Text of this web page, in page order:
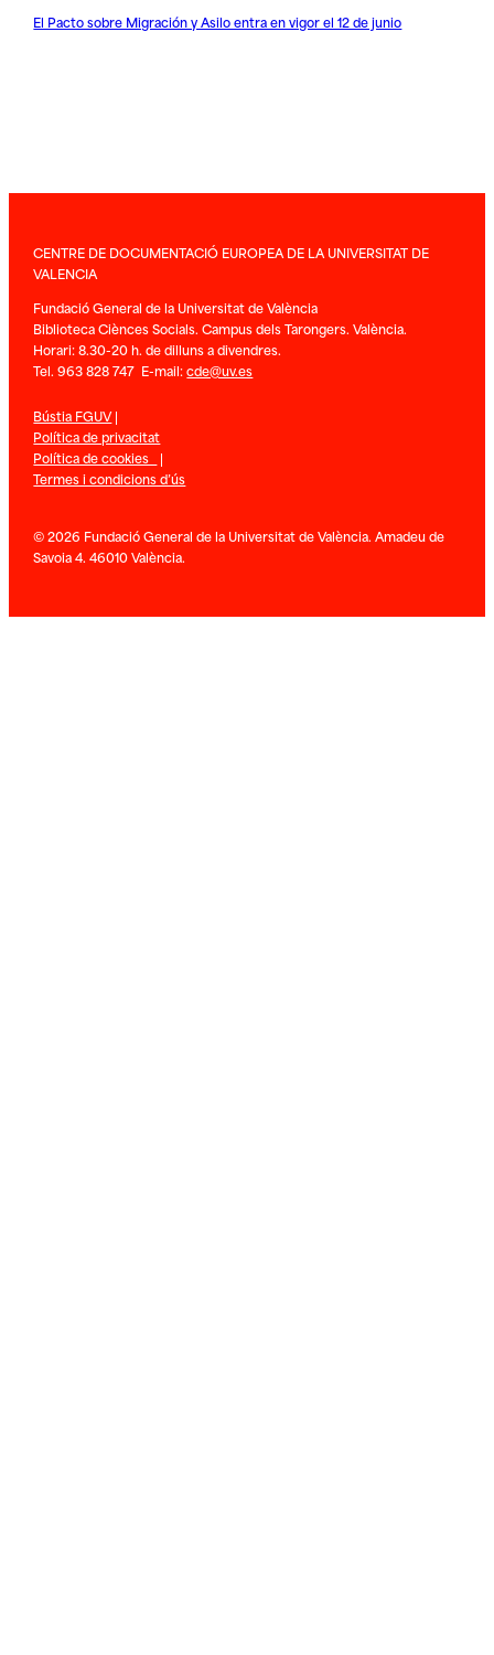
El Pacto sobre Migración y Asilo entra en vigor el 12 de junio
CENTRE DE DOCUMENTACIÓ EUROPEA DE LA UNIVERSITAT DE
VALENCIA
Fundació General de la Universitat de València
Biblioteca Ciènces Socials. Campus dels Tarongers. València.
Horari: 8.30-20 h. de dilluns a divendres.
Tel. 963 828 747 E-mail:cde@uv.es
Bústia FGUV|
Política de privacitat
Política de cookies |
Termes i condicions d’ús
© 2026 Fundació General de la Universitat de València. Amadeu de
Savoia 4. 46010 València.